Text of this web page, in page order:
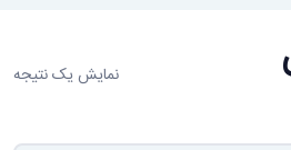
نمایش یک نتیجه
رمز عبور خود را فراموش کرده‌اید؟ لطفاً نام
کاربری یا آدرس ایمیل خود را وارد کنید.
ایمیل دریافت خواهید کرد.